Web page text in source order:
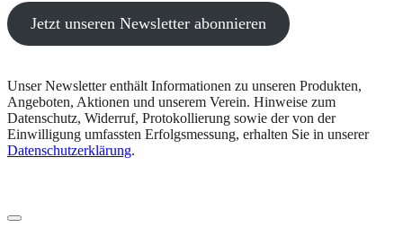
Jetzt unseren Newsletter abonnieren
Unser Newsletter enthält Informationen zu unseren Produkten,
Angeboten, Aktionen und unserem Verein. Hinweise zum
Datenschutz, Widerruf, Protokollierung sowie der von der
Einwilligung umfassten Erfolgsmessung, erhalten Sie in unserer
Datenschutzerklärung.